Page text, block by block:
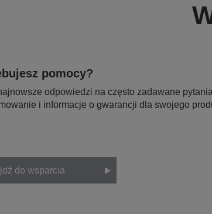
pomocy?
odpowiedzi na często zadawane
i informacje o gwarancji dla swojego
do wsparcia